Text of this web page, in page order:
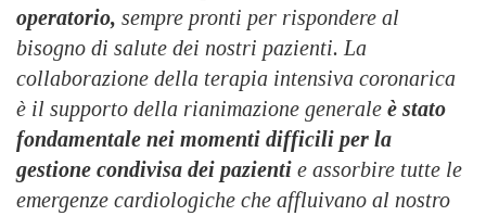
operatorio, sempre pronti per rispondere al
bisogno di salute dei nostri pazienti. La
collaborazione della terapia intensiva coronarica
è il supporto della rianimazione generale è stato
fondamentale nei momenti difficili per la
gestione condivisa dei pazienti e assorbire tutte le
emergenze cardiologiche che affluivano al nostro